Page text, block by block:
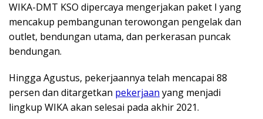
WIKA-DMT KSO dipercaya mengerjakan paket I yang
mencakup pembangunan terowongan pengelak dan
outlet, bendungan utama, dan perkerasan puncak
bendungan.
Hingga Agustus, pekerjaannya telah mencapai 88
persen dan ditargetkan pekerjaan yang menjadi
lingkup WIKA akan selesai pada akhir 2021.